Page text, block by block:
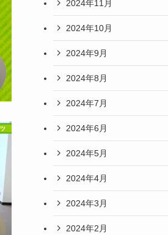
2024年11月
2024年10月
2024年9月
2024年8月
2024年7月
2024年6月
2024年5月
2024年4月
2024年3月
2024年2月